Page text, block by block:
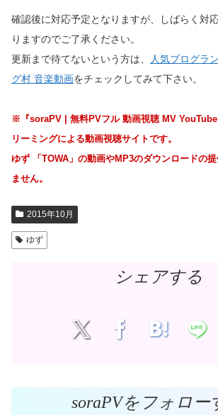
確認後に対応予定となりますが、しばらく対
りますのでご了承ください。
更新まで待てないという方は、
人気ブログラ
グ村 音楽動画をチェックしてみて下さい。
※『soraPV | 無料PVフル 動画視聴 MV YouTube
リーミングによる動画視聴サイトです。
ゆず 「TOWA」の動画やMP3のダウンロードの
ません。
2015年10月
ゆず
シェアする
soraPVをフォロー